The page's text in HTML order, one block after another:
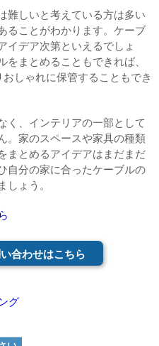
難しいと考えている方は多い
ることがわかります。ケーブ
イデア次第といえるでしょ
をまとめることもできれば、
しゃれに保管することもでき
く、インテリアの一部として
。家のスペースや家具の種類
まとめるアイデアはまだまだ
自分の家に合ったケーブルの
しょう。
合わせはこちら
グ